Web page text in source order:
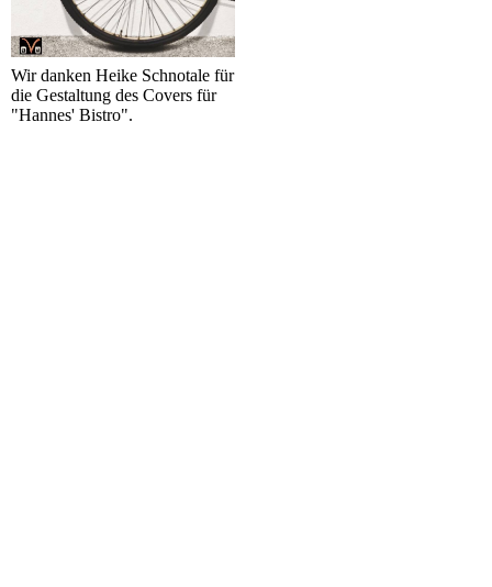
Wir danken Heike Schnotale für
die Gestaltung des Covers für
"Hannes' Bistro".